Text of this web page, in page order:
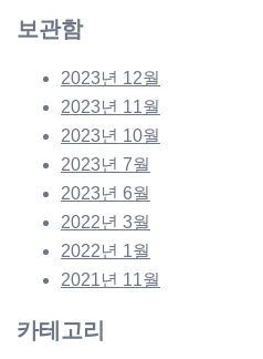
보관함
2023년 12월
2023년 11월
2023년 10월
2023년 7월
2023년 6월
2022년 3월
2022년 1월
2021년 11월
카테고리